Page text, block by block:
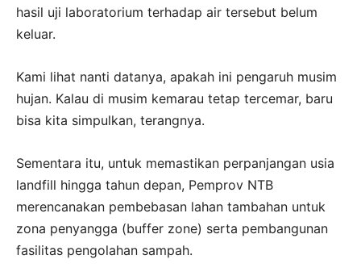
hasil uji laboratorium terhadap air tersebut belum
keluar.
Kami lihat nanti datanya, apakah ini pengaruh musim
hujan. Kalau di musim kemarau tetap tercemar, baru
bisa kita simpulkan, terangnya.
Sementara itu, untuk memastikan perpanjangan usia
landfill hingga tahun depan, Pemprov NTB
merencanakan pembebasan lahan tambahan untuk
zona penyangga (buffer zone) serta pembangunan
fasilitas pengolahan sampah.